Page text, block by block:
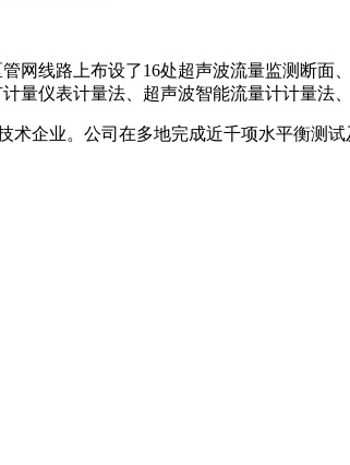
路上布设了16处超声波流量监测断面
仪表计量法、超声波智能流量计计量法
企业。公司在多地完成近千项水平衡测试